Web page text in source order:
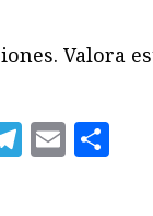
Valora
Email